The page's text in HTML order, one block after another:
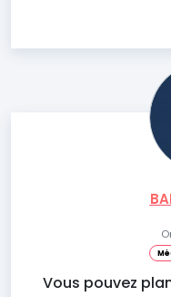
Vous pouvez